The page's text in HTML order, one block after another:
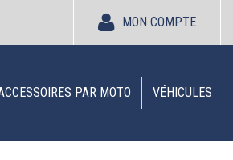
MON COMPTE
PAR MOTO VÉHICULES